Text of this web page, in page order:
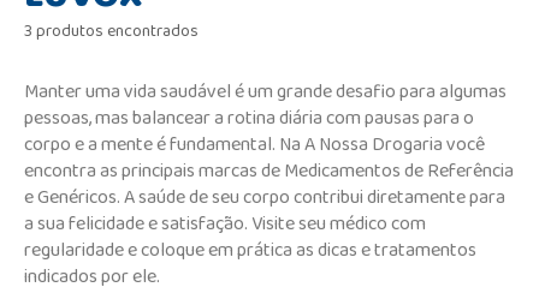
3 produtos encontrados
Manter uma vida saudável é um grande desafio para algumas
pessoas, mas balancear a rotina diária com pausas para o
corpo e a mente é fundamental. Na A Nossa Drogaria você
encontra as principais marcas de Medicamentos de Referência
e Genéricos. A saúde de seu corpo contribui diretamente para
a sua felicidade e satisfação. Visite seu médico com
regularidade e coloque em prática as dicas e tratamentos
indicados por ele.